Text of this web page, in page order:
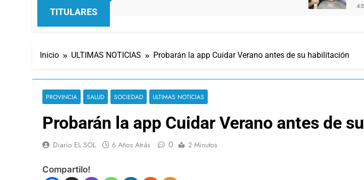
TITULARES
45 Minutos
Inicio ULTIMAS NOTICIAS Probarán la app Cuidar Verano antes de su habilitación
PROVINCIA SALUD SOCIEDAD ULTIMAS NOTICIAS
Probarán la app Cuidar Verano antes de
Diario EL SOL 6 Años Atrás 0 2 Minutos
Compartilo!